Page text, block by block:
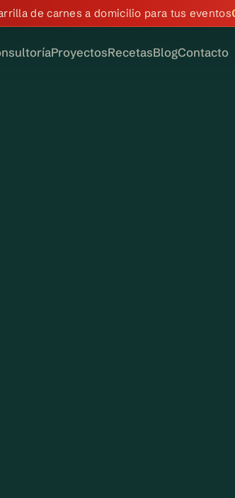
de carnes a domicilio para tus eventos
ProyectosRecetasBlogContacto